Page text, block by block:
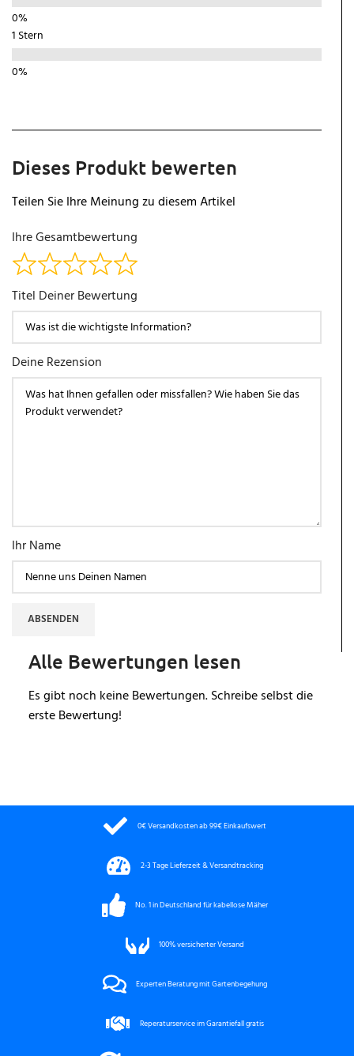
1 Stern
Dieses Produkt bewerten
Teilen Sie Ihre Meinung zu diesem Artikel
Ihre Gesamtbewertung
Titel Deiner Bewertung
Deine Rezension
Ihr Name
ABSENDEN
Alle Bewertungen lesen
Es gibt noch keine Bewertungen. Schreibe selbst die
erste Bewertung!
0€ Versandkosten ab 99€ Einkaufswert
2-3 Tage Lieferzeit & Versandtracking
No. 1 in Deutschland für kabellose Mäher
100%versicherter Versand
Experten Beratung mit Gartenbegehung
Reperaturservice im Garantiefall gratis